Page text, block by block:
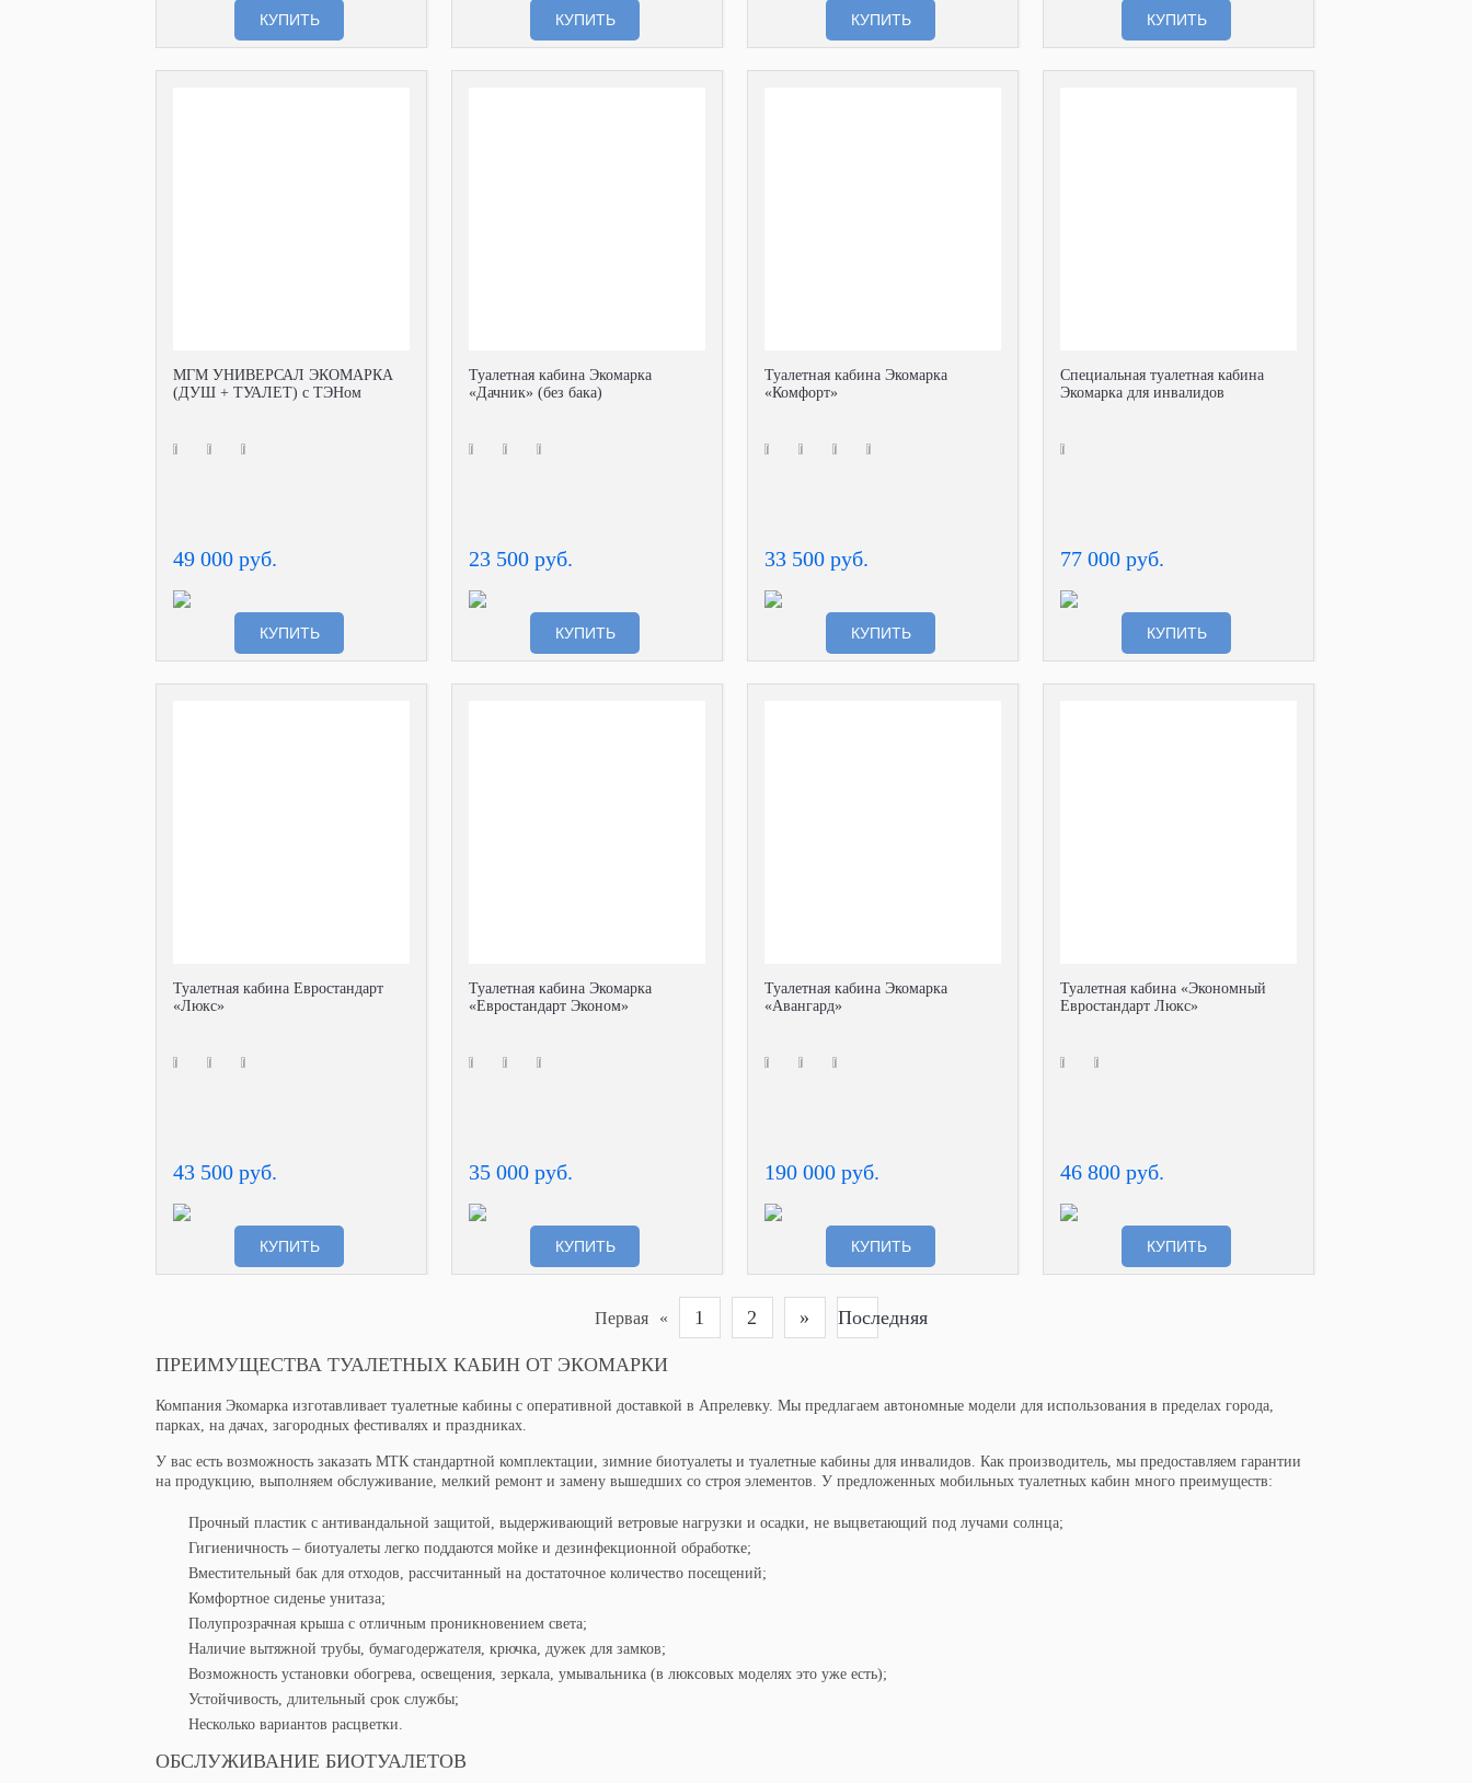
КУПИТЬ КУПИТЬ КУПИТЬ КУПИТЬ
МГМ УНИВЕРСАЛ ЭКОМАРКА
(ДУШ + ТУАЛЕТ) с ТЭНом
49 000 руб.
КУПИТЬ
Туалетная кабина Экомарка
«Дачник» (без бака)
23 500 руб.
КУПИТЬ
Туалетная кабина Экомарка
«Комфорт»
33 500 руб.
КУПИТЬ
Специальная туалетная кабина
Экомарка для инвалидов
77 000 руб.
КУПИТЬ
Туалетная кабина Евростандарт
«Люкс»
43 500 руб.
КУПИТЬ
Туалетная кабина Экомарка
«Евростандарт Эконом»
35 000 руб.
КУПИТЬ
Туалетная кабина Экомарка
«Авангард»
190 000 руб.
КУПИТЬ
Туалетная кабина «Экономный
Евростандарт Люкс»
46 800 руб.
КУПИТЬ
Первая « 1 2 » Последняя
ПРЕИМУЩЕСТВА ТУАЛЕТНЫХ КАБИН ОТ ЭКОМАРКИ
Компания Экомарка изготавливает туалетные кабины с оперативной доставкой в Апрелевку. Мы предлагаем автономные модели для использования в пределах города,
парках, на дачах, загородных фестивалях и праздниках.
У вас есть возможность заказать МТК стандартной комплектации, зимние биотуалеты и туалетные кабины для инвалидов. Как производитель, мы предоставляем гарантии
на продукцию, выполняем обслуживание, мелкий ремонт и замену вышедших со строя элементов. У предложенных мобильных туалетных кабин много преимуществ:
Прочный пластик с антивандальной защитой, выдерживающий ветровые нагрузки и осадки, не выцветающий под лучами солнца;
Гигиеничность – биотуалеты легко поддаются мойке и дезинфекционной обработке;
Вместительный бак для отходов, рассчитанный на достаточное количество посещений;
Комфортное сиденье унитаза;
Полупрозрачная крыша с отличным проникновением света;
Наличие вытяжной трубы, бумагодержателя, крючка, дужек для замков;
Возможность установки обогрева, освещения, зеркала, умывальника (в люксовых моделях это уже есть);
Устойчивость, длительный срок службы;
Несколько вариантов расцветки.
ОБСЛУЖИВАНИЕ БИОТУАЛЕТОВ